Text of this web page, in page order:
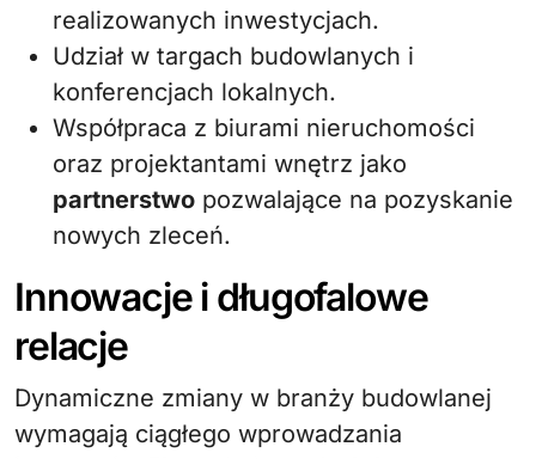
realizowanych inwestycjach.
Udział w targach budowlanych i
konferencjach lokalnych.
Współpraca z biurami nieruchomości
oraz projektantami wnętrz jako
partnerstwo pozwalające na pozyskanie
nowych zleceń.
Innowacje i długofalowe
relacje
Dynamiczne zmiany w branży budowlanej
wymagają ciągłego wprowadzania